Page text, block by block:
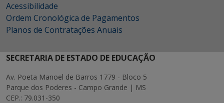
Acessibilidade
Ordem Cronológica de Pagamentos
Planos de Contratações Anuais
SECRETARIA DE ESTADO DE EDUCAÇÃO
Av. Poeta Manoel de Barros 1779 - Bloco 5
Parque dos Poderes - Campo Grande | MS
CEP.: 79.031-350